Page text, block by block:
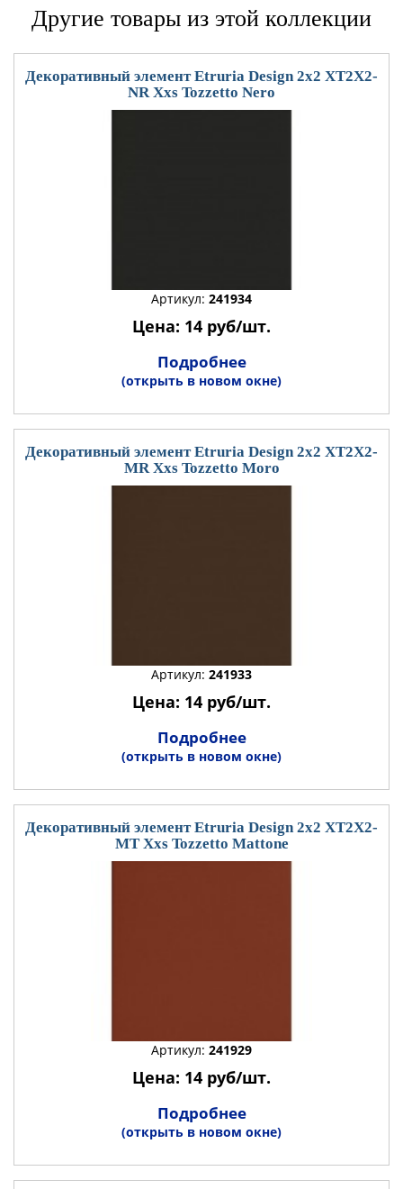
Другие товары из этой коллекции
Декоративный элемент Etruria Design 2x2 XT2X2-
NR Xxs Tozzetto Nero
Артикул: 241934
Цена: 14 руб/шт.
Подробнее
(открыть в новом окне)
Декоративный элемент Etruria Design 2x2 XT2X2-
MR Xxs Tozzetto Moro
Артикул: 241933
Цена: 14 руб/шт.
Подробнее
(открыть в новом окне)
Декоративный элемент Etruria Design 2x2 XT2X2-
MT Xxs Tozzetto Mattone
Артикул: 241929
Цена: 14 руб/шт.
Подробнее
(открыть в новом окне)